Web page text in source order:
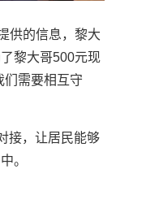
供的信息，黎大
黎大哥500元现
们需要相互守
接，让居民能够
。